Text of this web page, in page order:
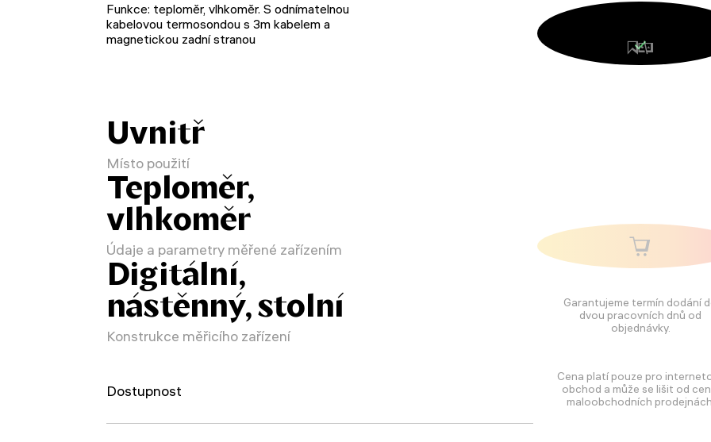
Garantujeme termín dodání
dvou pracovních dnů od
objednávky.
Cena platí pouze pro
obchod a může se lišit od
maloobchodních
Funkce: teploměr, vlhkoměr. S odnímatelnou
kabelovou termosondou s 3m kabelem a
magnetickou zadní stranou
Uvnitř
Místo použití
Teploměr,
vlhkoměr
Údaje a parametry měřené zařízením
Digitální,
nástěnný, stolní
Konstrukce měřicího zařízení
Dostupnost